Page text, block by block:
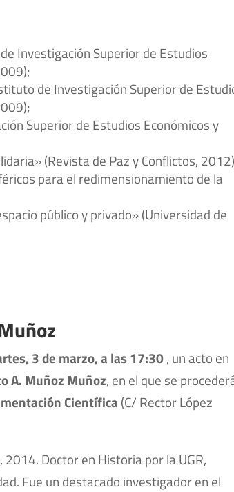
Investigación Superior de Estudios
de Investigación Superior de
Superior de Estudios Económicos y
(Revista de Paz y Conflictos,
para el redimensionamiento de la
público y privado» (Universidad de
3 de marzo, a las 17:30, un acto en
A. Muñoz Muñoz, en el que se
Científica (C/ Rector López
Doctor en Historia por la UGR,
Fue un destacado investigador en el